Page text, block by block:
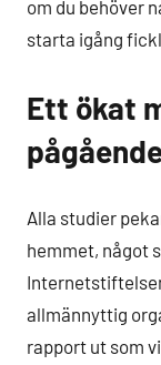
om du behöver
starta igång
Ett ökat
Alla studier
hemmet, något
allmännyttig
rapport ut som